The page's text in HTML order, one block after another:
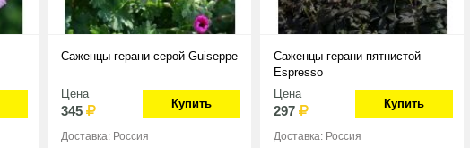
Саженцы герани серой Guiseppe
Цена
345 Купить
Доставка: Россия
Саженцы герани пятнистой
Espresso
Цена
297 Купить
Доставка: Россия